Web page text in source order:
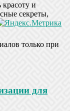
и
секреты,
только при
для